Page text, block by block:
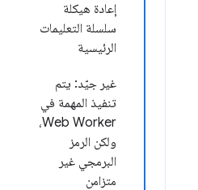
إعادة هيكلة
سلسلة التعليمات
الرئيسية
غير جيّد: يتم
تنفيذ المهمة في
Web Worker،
ولكن الرمز
البرمجي غير
متزامن